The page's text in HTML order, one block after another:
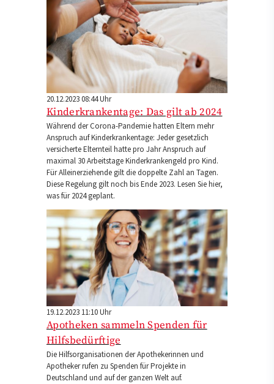
20.12.2023 08:44 Uhr
Kinderkrankentage: Das gilt ab 2024
Während der Corona-Pandemie hatten Eltern mehr
Anspruch auf Kinderkrankentage: Jeder gesetzlich
versicherte Elternteil hatte pro Jahr Anspruch auf
maximal 30 Arbeitstage Kinderkrankengeld pro Kind.
Für Alleinerziehende gilt die doppelte Zahl an Tagen.
Diese Regelung gilt noch bis Ende 2023. Lesen Sie hier,
was für 2024 geplant.
19.12.2023 11:10 Uhr
Apotheken sammeln Spenden für
Hilfsbedürftige
Die Hilfsorganisationen der Apothekerinnen und
Apotheker rufen zu Spenden für Projekte in
Deutschland und auf der ganzen Welt auf.